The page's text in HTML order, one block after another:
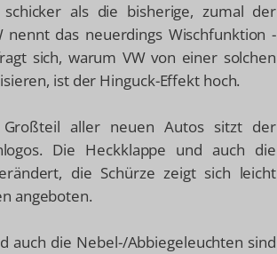
als die bisherige, zumal der
das neuerdings Wischfunktion -
sich, warum VW von einer solchen
ist der Hinguck-Effekt hoch.
aller neuen Autos sitzt der
Die Heckklappe und auch die
die Schürze zeigt sich leicht
angeboten.
auch die Nebel-/Abbiegeleuchten sind